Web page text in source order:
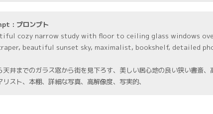
: プロンプト
cozy narrow study with floor to ceiling glass windows
beautiful sunset sky, maximalist, bookshelf, detailed
天井までのガラス窓から街を見下ろす、美しい居心地の良い狭い書斎
リスト、本棚、詳細な写真、高解像度、写実的、